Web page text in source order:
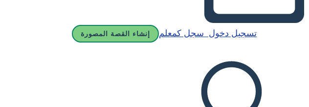
إنشاء القصة المصورة تسجيل دخول سجل كمعلم